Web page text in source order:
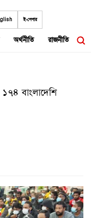
ই-পেপার
অর্থনীতি রাজনীতি
বাংলাদেশি